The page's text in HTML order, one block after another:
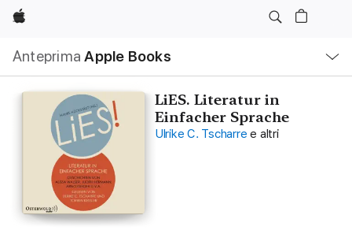
Apple
Anteprima Apple Books
locale
Apri
Menu
LiES. Literatur in
Einfacher Sprache
Ulrike C. Tscharre e altri